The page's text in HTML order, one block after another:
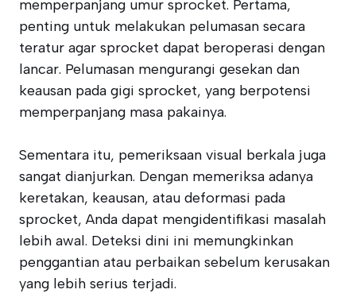
memperpanjang umur sprocket. Pertama,
penting untuk melakukan pelumasan secara
teratur agar sprocket dapat beroperasi dengan
lancar. Pelumasan mengurangi gesekan dan
keausan pada gigi sprocket, yang berpotensi
memperpanjang masa pakainya.
Sementara itu, pemeriksaan visual berkala juga
sangat dianjurkan. Dengan memeriksa adanya
keretakan, keausan, atau deformasi pada
sprocket, Anda dapat mengidentifikasi masalah
lebih awal. Deteksi dini ini memungkinkan
penggantian atau perbaikan sebelum kerusakan
yang lebih serius terjadi.